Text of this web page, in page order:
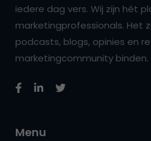
iedere dag vers. Wij zijn hét
marketingprofessionals. Het
podcasts, blogs, opinies en
marketingcommunity binden.
Menu